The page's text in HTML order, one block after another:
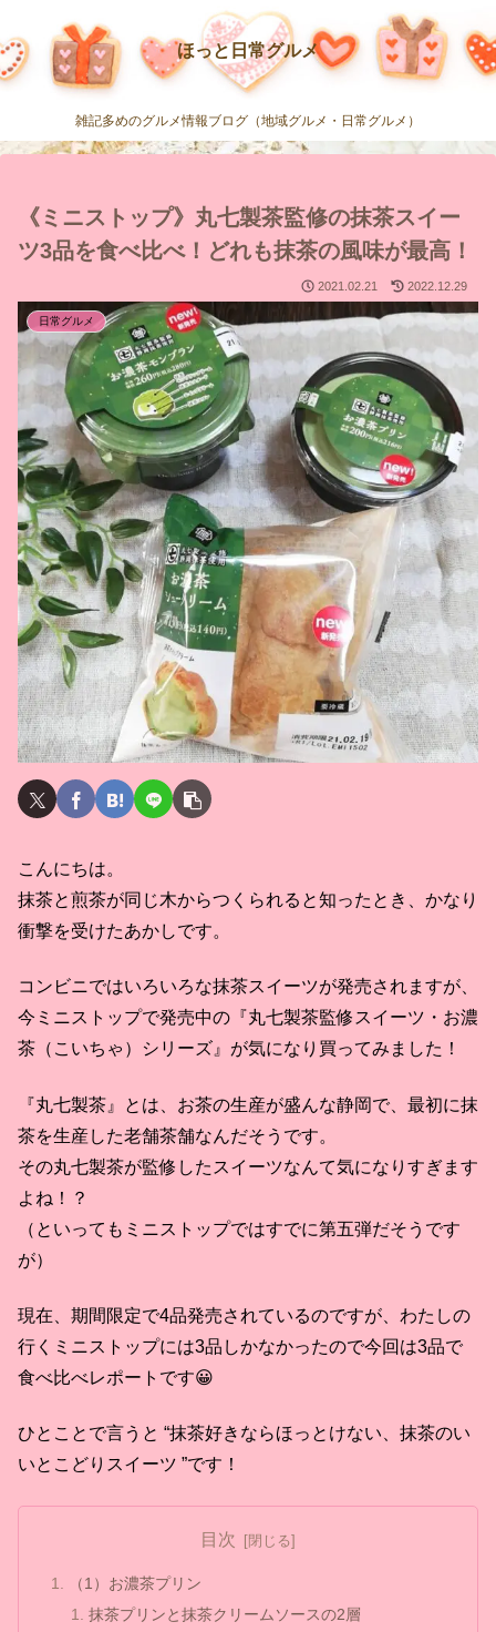
ほっと日常グルメ
雑記多めのグルメ情報ブログ（地域グルメ・日常グルメ）
《ミニストップ》丸七製茶監修の抹茶スイー
ツ3品を食べ比べ！どれも抹茶の風味が最高！
2021.02.21 2022.12.29
日常グルメ
こんにちは。
抹茶と煎茶が同じ木からつくられると知ったとき、かなり
衝撃を受けたあかしです。
コンビニではいろいろな抹茶スイーツが発売されますが、
今ミニストップで発売中の『丸七製茶監修スイーツ・お濃
茶（こいちゃ）シリーズ』が気になり買ってみました！
『丸七製茶』とは、お茶の生産が盛んな静岡で、最初に抹
茶を生産した老舗茶舗なんだそうです。
その丸七製茶が監修したスイーツなんて気になりすぎます
よね！？
（といってもミニストップではすでに第五弾だそうです
が）
現在、期間限定で4品発売されているのですが、わたしの
行くミニストップには3品しかなかったので今回は3品で
食べ比べレポートです😀
ひとことで言うと “抹茶好きならほっとけない、抹茶のい
いとこどりスイーツ ”です！
目次
（1）お濃茶プリン
抹茶プリンと抹茶クリームソースの2層